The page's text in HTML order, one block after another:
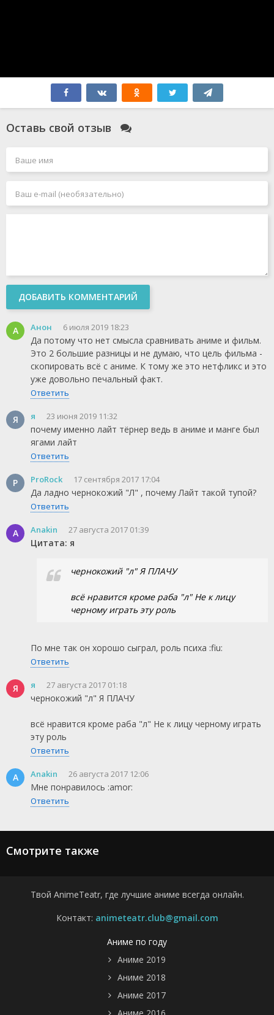
Оставь свой отзыв
А Анон 6 июля 2019 18:23
Да потому что нет смысла сравнивать аниме и фильм.
Это 2 большие разницы и не думаю, что цель фильма -
скопировать всё с аниме. К тому же это нетфликс и это
уже довольно печальный факт.
Ответить
Я я 23 июня 2019 11:32
почему именно лайт тёрнер ведь в аниме и манге был
ягами лайт
Ответить
P ProRock 17 сентября 2017 17:04
Да ладно чернокожий "Л" , почему Лайт такой тупой?
Ответить
A Anakin 27 августа 2017 01:39
Цитата: я
чернокожий "л" Я ПЛАЧУ
всё нравится кроме раба "л" Не к лицу
черному играть эту роль
По мне так он хорошо сыграл, роль психа :fiu:
Ответить
Я я 27 августа 2017 01:18
чернокожий "л" Я ПЛАЧУ
всё нравится кроме раба "л" Не к лицу черному играть
эту роль
Ответить
A Anakin 26 августа 2017 12:06
Мне понравилось :amor:
Ответить
ДОБАВИТЬ КОММЕНТАРИЙ
Смотрите также
Твой AnimeTeatr, где лучшие аниме всегда онлайн.
Контакт: animeteatr.club@gmail.com
Аниме по году
Аниме 2019
Аниме 2018
Аниме 2017